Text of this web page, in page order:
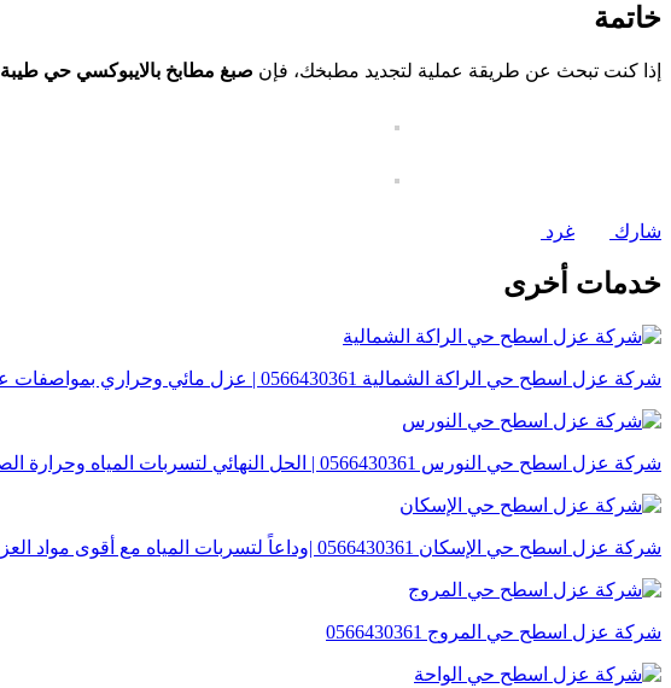
خاتمة
إذا كنت تبحث عن طريقة عملية لتجديد مطبخك، فإن صبغ مطابخ بالايبوكسي حي طيبة
شارك غرد
خدمات أخرى
شركة عزل اسطح حي الراكة الشمالية 0566430361 | عزل مائي وحراري بمواصفات عالمية
شركة عزل اسطح حي النورس 0566430361 | الحل النهائي لتسربات المياه وحرارة الصيف
شركة عزل اسطح حي الإسكان 0566430361 |وداعاً لتسربات المياه مع أقوى مواد العزل الألمانية
شركة عزل اسطح حي المروج 0566430361